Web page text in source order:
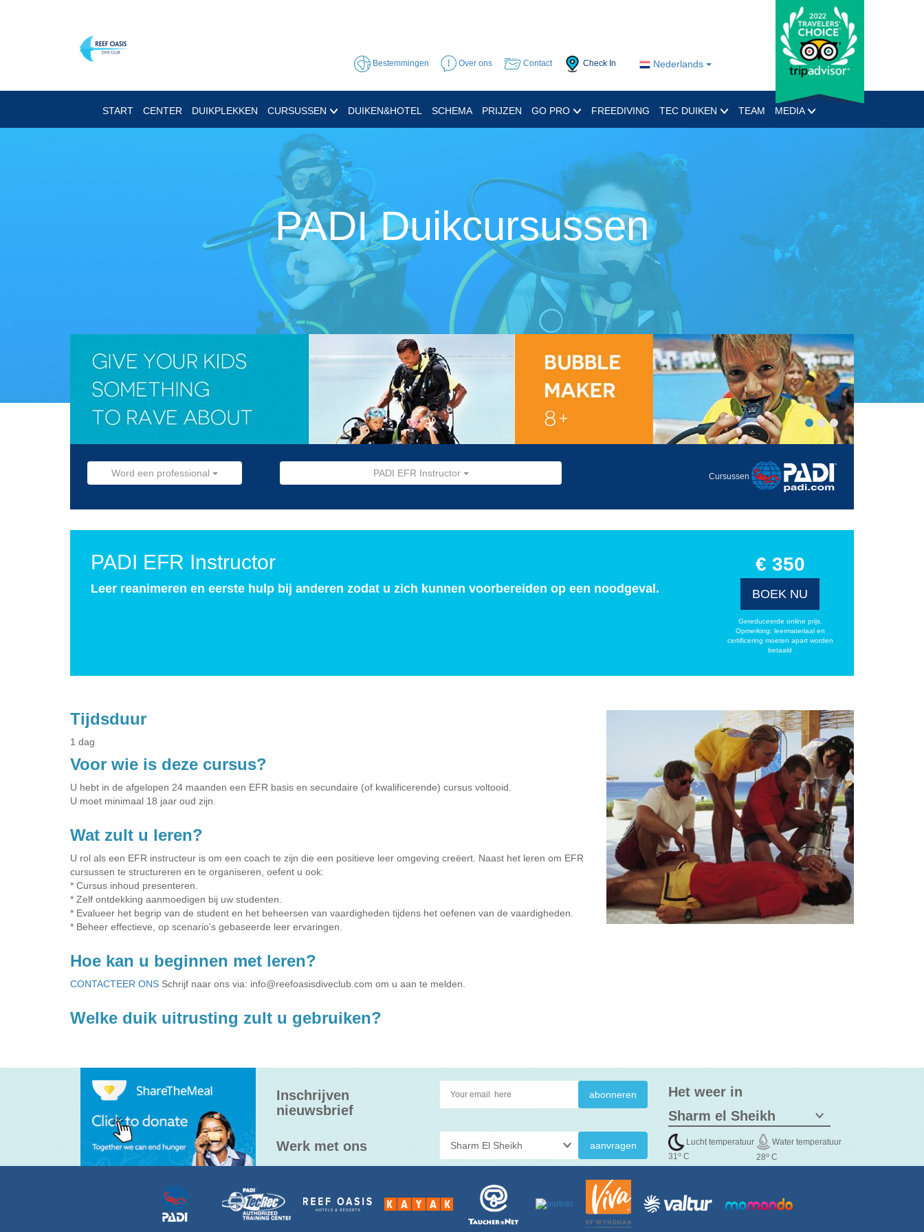
Nederlands
Bestemmingen Over ons Contact Check In
START CENTER DUIKPLEKKEN CURSUSSEN DUIKEN&HOTEL SCHEMA PRIJZEN GO PRO FREEDIVING TEC DUIKEN TEAM MEDIA
PADI Duikcursussen
Word een professional PADI EFR Instructor Cursussen
PADI EFR Instructor
Leer reanimeren en eerste hulp bij anderen zodat u zich kunnen voorbereiden op een noodgeval.
€ 350
BOEK NU
Gereduceerde online prijs.
Opmerking: leermateriaal en
certificering moeten apart worden
betaald
Tijdsduur
1 dag
Voor wie is deze cursus?
U hebt in de afgelopen 24 maanden een EFR basis en secundaire (of kwalificerende) cursus voltooid.
U moet minimaal 18 jaar oud zijn.
Wat zult u leren?
U rol als een EFR instructeur is om een coach te zijn die een positieve leer omgeving creëert. Naast het leren om EFR
cursussen te structureren en te organiseren, oefent u ook:
* Cursus inhoud presenteren.
* Zelf ontdekking aanmoedigen bij uw studenten.
* Evalueer het begrip van de student en het beheersen van vaardigheden tijdens het oefenen van de vaardigheden.
* Beheer effectieve, op scenario's gebaseerde leer ervaringen.
Hoe kan u beginnen met leren?
CONTACTEER ONS Schrijf naar ons via: info@reefoasisdiveclub.com om u aan te melden.
Welke duik uitrusting zult u gebruiken?
Inschrijven
nieuwsbrief
Werk met ons aanvragen
Het weer in
Lucht temperatuur
31o C
Water temperatuur
28oC